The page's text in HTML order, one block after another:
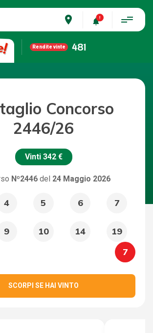
place
Rendite vinte 481
Concorso
2446/26
Vinti 342 €
Nº2446 del 24 Maggio 2026
4 5 6 7
9 10 14 19
7
SCORPI SE HAI VINTO